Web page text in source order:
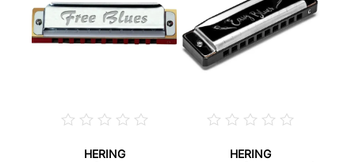
HERING
HERING